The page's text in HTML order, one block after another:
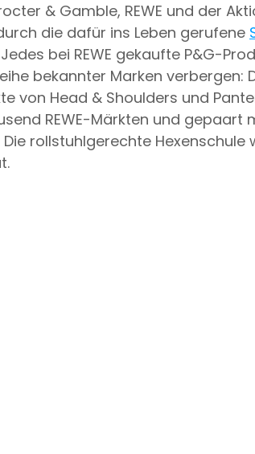
& Gamble, REWE und der
die dafür ins Leben gerufene
bei REWE gekaufte P&G-
bekannter Marken
von Head & Shoulders und
REWE-Märkten und
rollstuhlgerechte